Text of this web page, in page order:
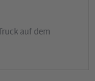
auf dem